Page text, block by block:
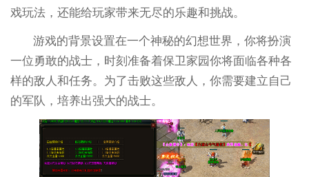
戏玩法，还能给玩家带来无尽的乐趣和挑战。
游戏的背景设置在一个神秘的幻想世界，你将扮演
一位勇敢的战士，时刻准备着保卫家园你将面临各种各
样的敌人和任务。为了击败这些敌人，你需要建立自己
的军队，培养出强大的战士。